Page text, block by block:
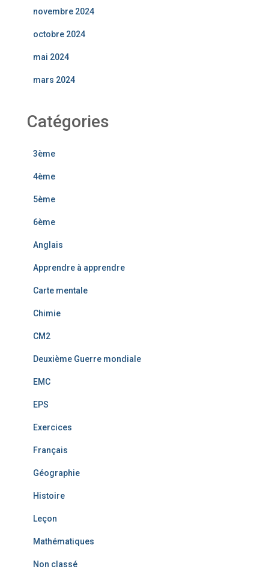
novembre 2024
octobre 2024
mai 2024
mars 2024
Catégories
3ème
4ème
5ème
6ème
Anglais
Apprendre à apprendre
Carte mentale
Chimie
CM2
Deuxième Guerre mondiale
EMC
EPS
Exercices
Français
Géographie
Histoire
Leçon
Mathématiques
Non classé